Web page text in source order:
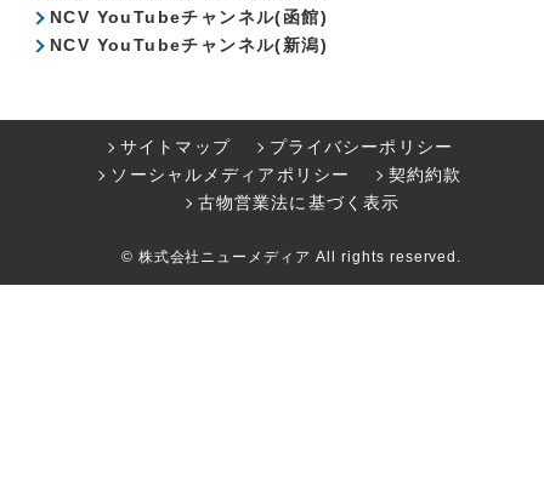
NCV YouTubeチャンネル(函館)
NCV YouTubeチャンネル(新潟)
サイトマップ
プライバシーポリシー
ソーシャルメディアポリシー
契約約款
古物営業法に基づく表示
© 株式会社ニューメディア All rights reserved.